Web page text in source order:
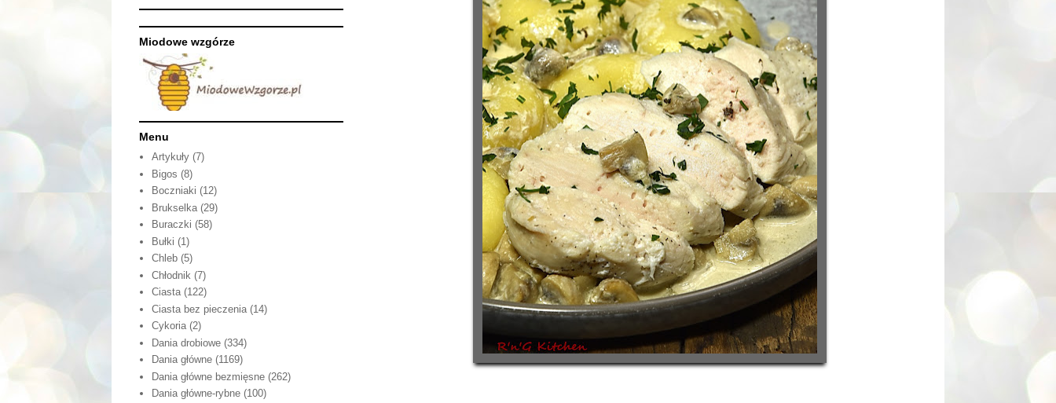
Miodowe wzgórze
Menu
Artykuły (7)
Bigos (8)
Boczniaki (12)
Brukselka (29)
Buraczki (58)
Bułki (1)
Chleb (5)
Chłodnik (7)
Ciasta (122)
Ciasta bez pieczenia (14)
Cykoria (2)
Dania drobiowe (334)
Dania główne (1169)
Dania główne bezmięsne (262)
Dania główne-rybne (100)